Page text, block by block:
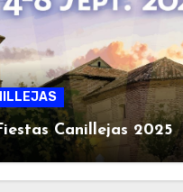
Canillejas 2025